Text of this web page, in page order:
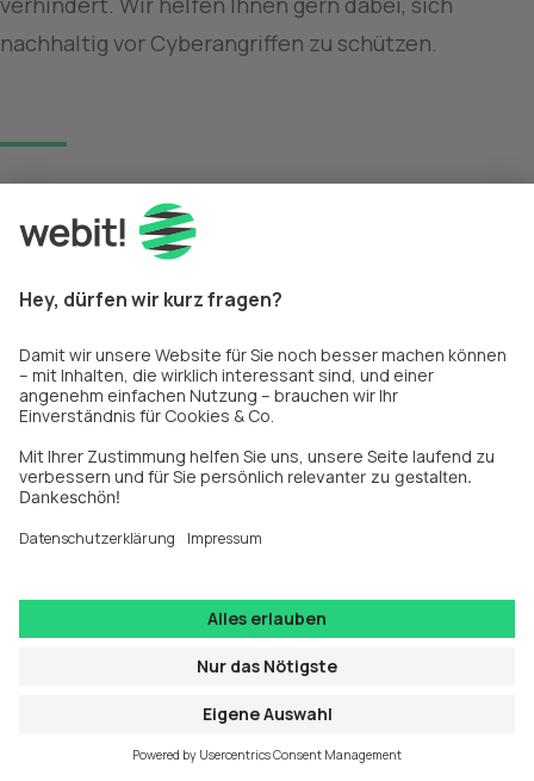
nachhaltig vor Cyberangriffen zu schützen.
Diesen Beitrag teilen
Privatsphäreeinstellungen
Datenschutz
Newsletter
Fakten